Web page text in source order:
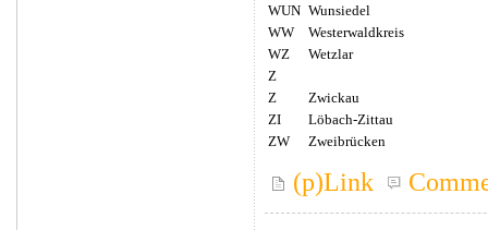
WUN Wunsiedel
WW
Westerwaldkreis
WZ
Wetzlar
Z
Z
Zwickau
ZI
Löbach-Zittau
ZW
Zweibrücken
(p)Link